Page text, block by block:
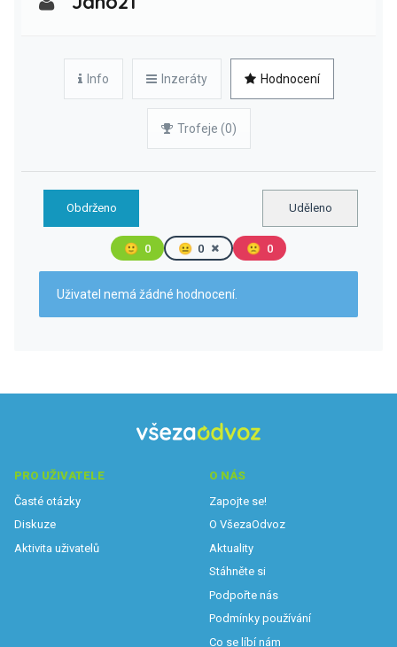
Info Inzeráty Hodnocení
Trofeje (0)
Obdrženo Uděleno
🙂 0 😐 0 🙁 0
Uživatel nemá žádné hodnocení.
PRO UŽIVATELE
Časté otázky
Diskuze
Aktivita uživatelů
O NÁS
Zapojte se!
O VšezaOdvoz
Aktuality
Stáhněte si
Podpořte nás
Podmínky používání
Co se líbí nám